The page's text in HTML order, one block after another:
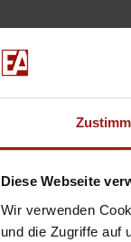
Diese Webseite
Wir verwenden
und die Zugriffe auf